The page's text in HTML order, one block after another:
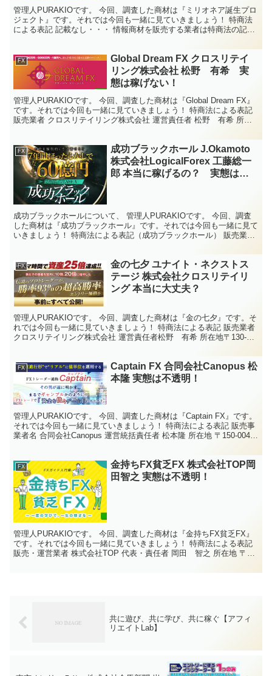
管理人PURAKIOです。 今回、調査した商材は『ミリオネア誕生プロ
ジェクト』です。それでは今回も一緒に見ていきましょう！ 特商法
による表記 記載なし・・・ 情報商材を販売する業者は特商法の記載
義務がございまして、会社名、代表者名、住所、電...
FX
Global Dream FX クロスリテイ
リング株式会社 松野 有希 実
態は稼げない！
管理人PURAKIOです。 今回、調査した商材は『Global Dream FX』
です。それでは今回も一緒に見ていきましょう！ 特商法による表記
販売業者 クロスリテイリング株式会社 運営責任者 松野 有希 所在
地 〒130-0013 東京...
FX
成功ブラックホール J.Okamoto
株式会社LogicalForex 工藤総一
郎 本当に稼げるの？ 実態は不
透明！
成功ブラックホールについて、 管理人PURAKIOです。 今回、調査
した商材は『成功ブラックホール』です。それでは今回も一緒に見て
いきましょう！ 特商法による表記（成功ブラックホール） 販売業者
株式会社LogicalForex 運営責任者...
FX
金の七夕 ユナイト・ネクストス
テージ 株式会社クロスリテイリ
ング 本当に大丈夫？
管理人PURAKIOです。 今回、調査した商材は『金の七夕』です。そ
れでは今回も一緒に見ていきましょう！ 特商法による表記 販売業者
クロスリテイリング株式会社 運営責任者松野 有希 所在地〒130-
0013 東京都墨田区錦糸一丁目2番1号ア...
FX
Captain FX 合同会社Canopus 松
本隆 実態は不透明！
管理人PURAKIOです。 今回、調査した商材は『Captain FX』です。
それでは今回も一緒に見ていきましょう！ 特商法による表記 販売事
業者名 合同会社Canopus 運営統括責任者 松本隆 所在地 〒150-0045
東京都渋谷区神...
FX
金持ちFX貧乏FX 株式会社TOP岡
田智之 実態は不透明！
管理人PURAKIOです。 今回、調査した商材は『金持ちFX貧乏FX』
です。それでは今回も一緒に見ていきましょう！ 特商法による表記
販売・運営業者 株式会社TOP 代表・責任者 岡田 智之 所在地 〒
150-0012 東京都渋谷区広尾５丁...
共に遊び、共に学び、共に稼ぐ【アフィ
リエイトLab】
東京オンリーＦＸ 株式会社金馬新聞 岩